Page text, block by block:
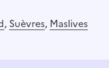
, Suèvres, Maslives